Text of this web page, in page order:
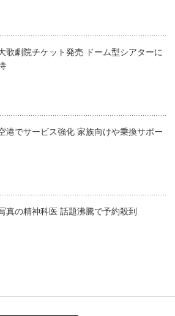
歌劇院チケット発売 ドーム型シアターに
港でサービス強化 家族向けや乗換サポー
真の精神科医 話題沸騰で予約殺到